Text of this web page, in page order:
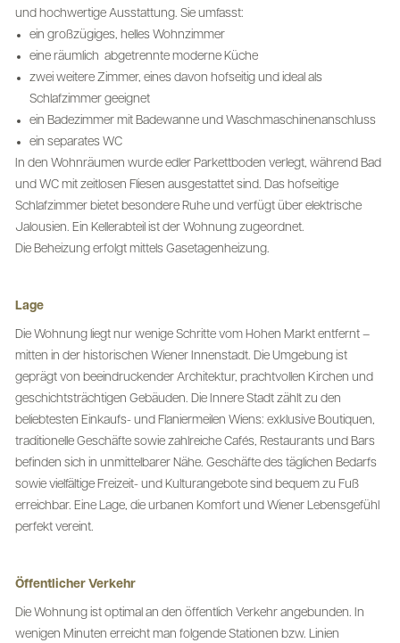
und hochwertige Ausstattung. Sie umfasst:
ein großzügiges, helles Wohnzimmer
eine räumlich abgetrennte moderne Küche
zwei weitere Zimmer, eines davon hofseitig und ideal als
Schlafzimmer geeignet
ein Badezimmer mit Badewanne und Waschmaschinenanschluss
ein separates WC
In den Wohnräumen wurde edler Parkettboden verlegt, während Bad
und WC mit zeitlosen Fliesen ausgestattet sind. Das hofseitige
Schlafzimmer bietet besondere Ruhe und verfügt über elektrische
Jalousien. Ein Kellerabteil ist der Wohnung zugeordnet.
Die Beheizung erfolgt mittels Gasetagenheizung.
Lage
Die Wohnung liegt nur wenige Schritte vom Hohen Markt entfernt –
mitten in der historischen Wiener Innenstadt. Die Umgebung ist
geprägt von beeindruckender Architektur, prachtvollen Kirchen und
geschichtsträchtigen Gebäuden. Die Innere Stadt zählt zu den
beliebtesten Einkaufs- und Flaniermeilen Wiens: exklusive Boutiquen,
traditionelle Geschäfte sowie zahlreiche Cafés, Restaurants und Bars
befinden sich in unmittelbarer Nähe. Geschäfte des täglichen Bedarfs
sowie vielfältige Freizeit- und Kulturangebote sind bequem zu Fuß
erreichbar. Eine Lage, die urbanen Komfort und Wiener Lebensgefühl
perfekt vereint.
Öffentlicher Verkehr
Die Wohnung ist optimal an den öffentlich Verkehr angebunden. In
wenigen Minuten erreicht man folgende Stationen bzw. Linien